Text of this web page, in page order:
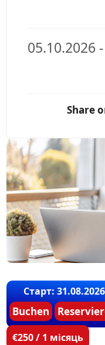
05.10.2026
Share
Старт: 31.08.2026
Buchen
€250 / 1 місяць